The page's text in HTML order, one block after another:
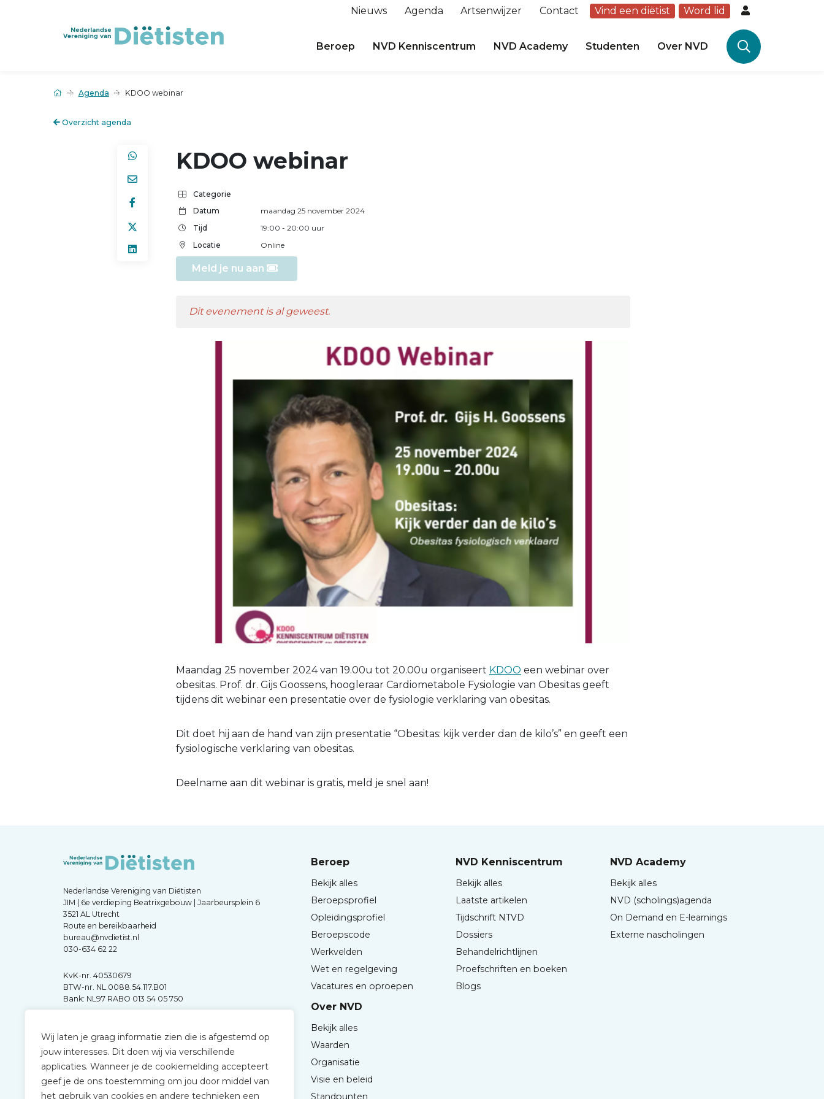
Wij laten je graag informatie zien die is afgestemd op
jouw interesses. Dit doen wij via verschillende
applicaties. Wanneer je de cookiemelding accepteert
geef je de ons toestemming om jou door middel van
het gebruik van cookies en andere technieken een
Nieuws Agenda Artsenwijzer Contact Vind een diëtist Word lid
Beroep NVD Kenniscentrum NVD Academy Studenten Over NVD
Agenda KDOO webinar
Overzicht agenda
KDOO webinar
Categorie
Datum
maandag 25 november 2024
Tijd
19:00 - 20:00 uur
Locatie
Online
Meld je nu aan
Dit evenement is al geweest.
Maandag 25 november 2024 van 19.00u tot 20.00u organiseert KDOO een webinar over
obesitas. Prof. dr. Gijs Goossens, hoogleraar Cardiometabole Fysiologie van Obesitas geeft
tijdens dit webinar een presentatie over de fysiologie verklaring van obesitas.
Dit doet hij aan de hand van zijn presentatie “Obesitas: kijk verder dan de kilo’s” en geeft een
fysiologische verklaring van obesitas.
Deelname aan dit webinar is gratis, meld je snel aan!
Nederlandse Vereniging van Diëtisten
JIM | 6e verdieping Beatrixgebouw | Jaarbeursplein 6
3521 AL Utrecht
Route en bereikbaarheid
bureau@nvdietist.nl
030-634 62 22
KvK-nr. 40530679
BTW-nr. NL.0088.54.117.B01
Bank: NL97 RABO 013 54 05 750
Beroep
Bekijk alles
Beroepsprofiel
Opleidingsprofiel
Beroepscode
Werkvelden
Wet en regelgeving
Vacatures en oproepen
NVD Kenniscentrum
Bekijk alles
Laatste artikelen
Tijdschrift NTVD
Dossiers
Behandelrichtlijnen
Proefschriften en boeken
Blogs
NVD Academy
Bekijk alles
NVD (scholings)agenda
On Demand en E-learnings
Externe nascholingen
Over NVD
Bekijk alles
Waarden
Organisatie
Visie en beleid
Standpunten